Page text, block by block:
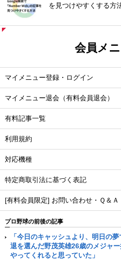
を見つけやすくする方
会員メ
マイメニュー登録・ログイン
マイメニュー退会（有料会員退会）
有料記事一覧
利用規約
対応機種
特定商取引法に基づく表記
[有料会員限定] お問い合わせ・Ｑ＆Ａ
プロ野球の前後の記事
「今日のキャッシュより、明日の
退を選んだ野茂英雄26歳のメジャ
やってくれると思っていた」